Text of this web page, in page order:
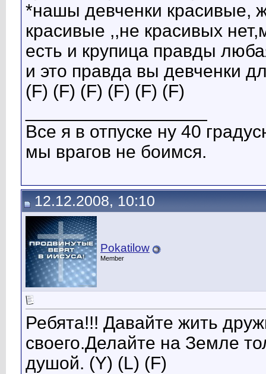
*нашы девченки красивые,
красивые ,,не красивых
есть и крупица правды
и это правда вы девченки
(F) (F) (F) (F) (F) (F)
Все я в отпуске ну 40
мы врагов не боимся.
12.12.2008, 10:10
Pokatilow
Member
Ребята!!! Давайте жить
своего.Делайте на Земле
душой. (Y) (L) (F)